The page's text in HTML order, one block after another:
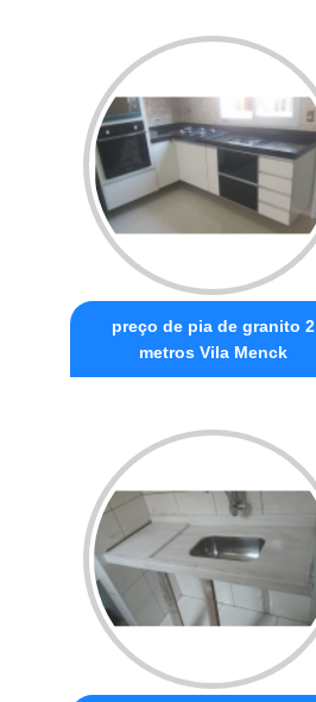
preço de pia de granito 2
metros Vila Menck